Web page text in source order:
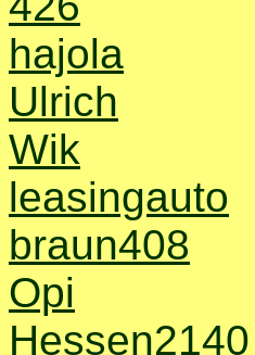
hajola
Ulrich
Wik
leasingauto
braun408
Opi
Hessen2140